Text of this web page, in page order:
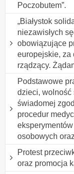
Poczobutem”.
„Białystok
niezawisłych
obowiązujące
europejskie, za
rządzący.
Podstawowe
dzieci, wolność
świadomej
procedur
osobowych
Protest
oraz promocja